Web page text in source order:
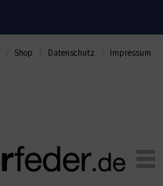
Shop Datenschutz Impressum